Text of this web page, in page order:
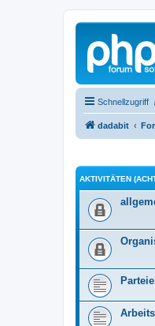
Schnellzugriff
dadabit
AKTIVITÄTEN